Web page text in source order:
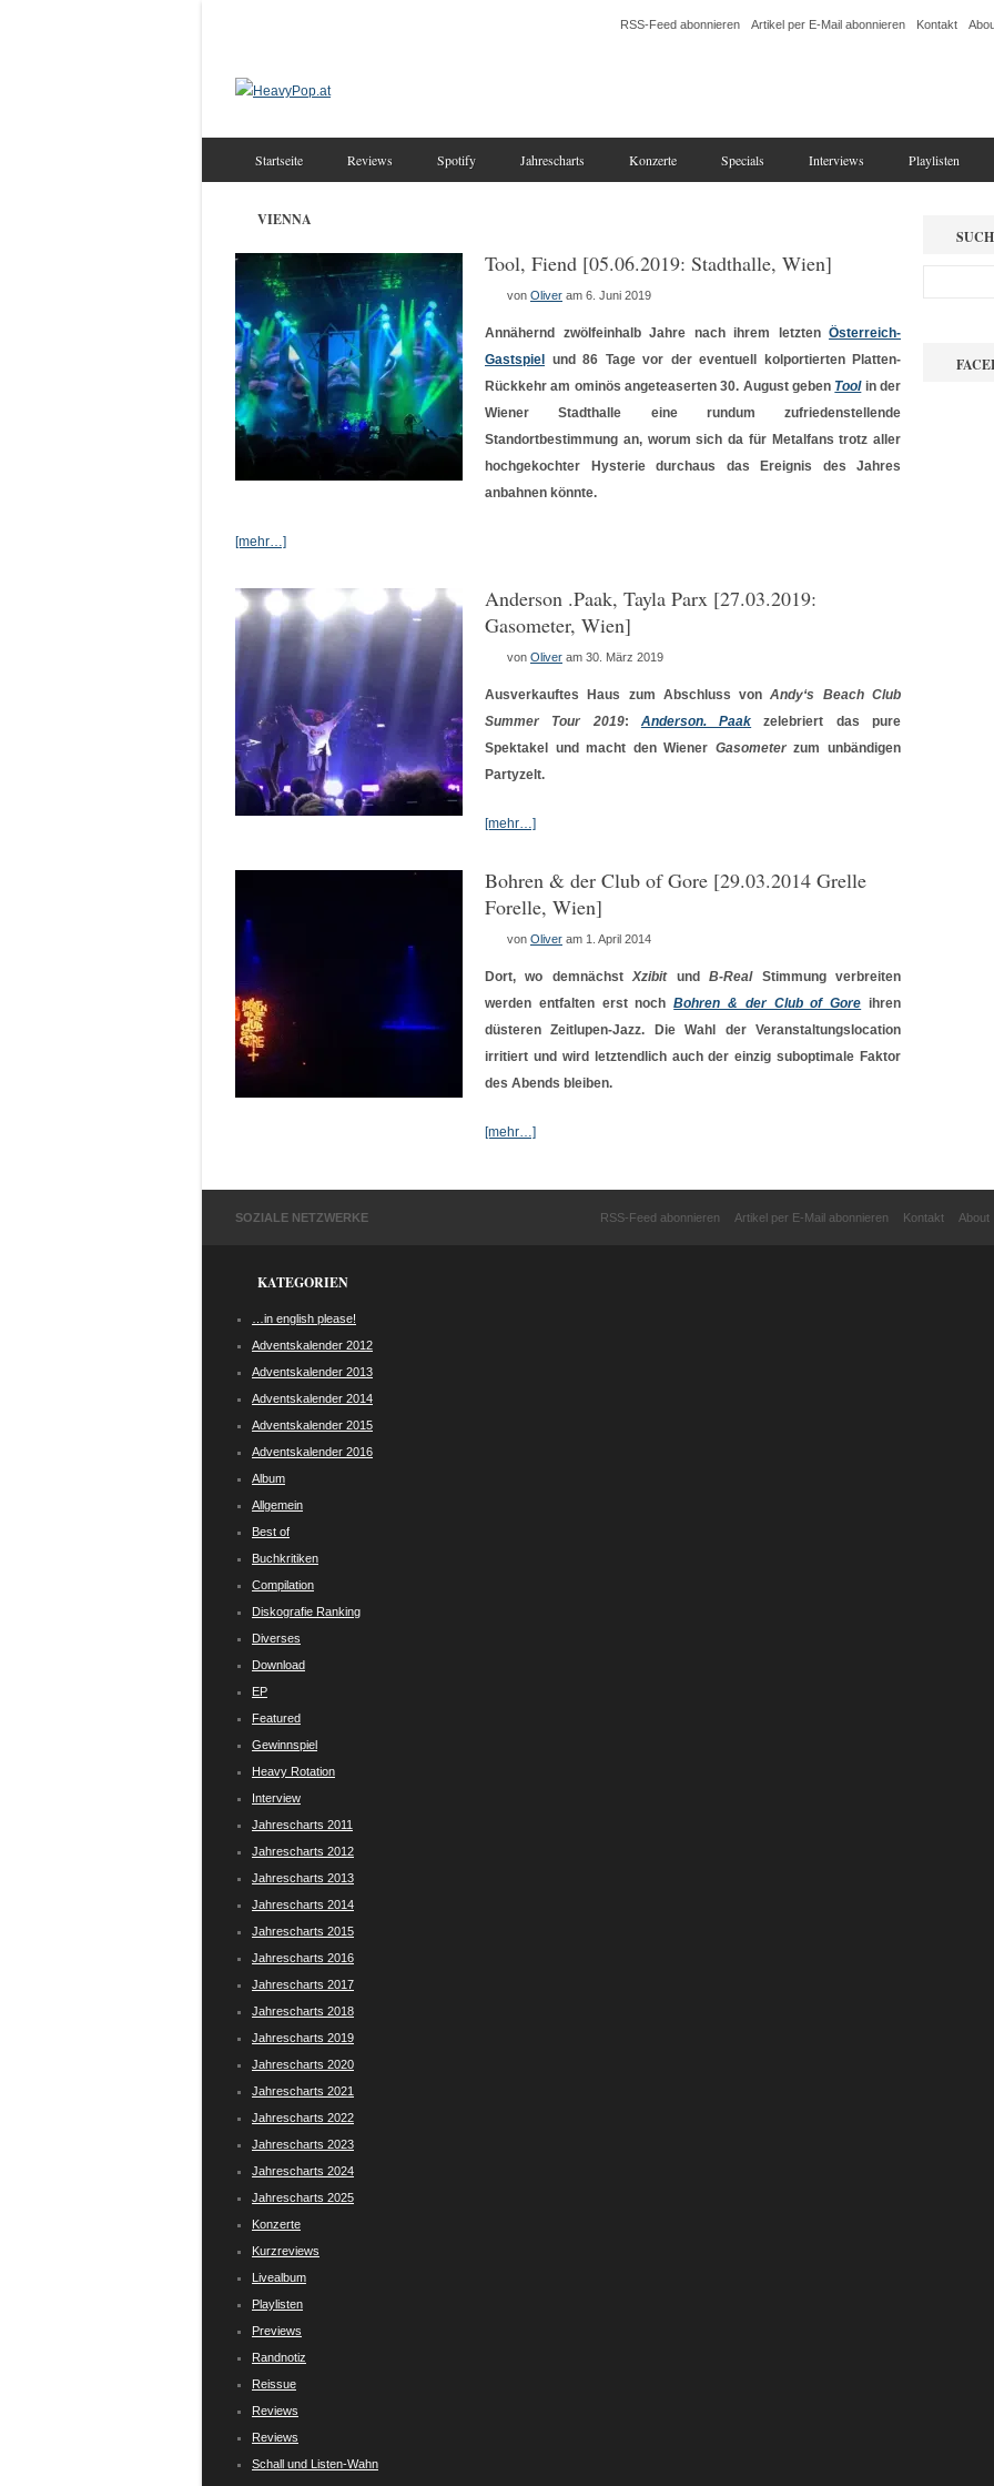
RSS-Feed abonnieren Artikel per E-Mail abonnieren Kontakt
Startseite Reviews Spotify Jahrescharts Konzerte Specials Interviews Playlisten
VIENNA
Tool, Fiend [05.06.2019: Stadthalle, Wien]
von Oliver am 6. Juni 2019
Annähernd zwölfeinhalb Jahre nach ihrem letzten Österreich-
Gastspiel
und 86 Tage vor der eventuell kolportierten Platten-
Rückkehr am ominös angeteaserten 30. August geben Toolin der
Wiener Stadthalle eine rundum zufriedenstellende
Standortbestimmung an, worum sich da für Metalfans trotz aller
hochgekochter Hysterie durchaus das Ereignis des Jahres
anbahnen könnte.
[mehr…]
Anderson .Paak, Tayla Parx [27.03.2019:
Gasometer, Wien]
von Oliver am 30. März 2019
Ausverkauftes Haus zum Abschluss vonAndy‘s Beach Club
Summer Tour 2019: Anderson. Paak zelebriert das pure
Spektakel und macht den Wiener Gasometerzum unbändigen
Partyzelt.
[mehr…]
Bohren & der Club of Gore [29.03.2014 Grelle
Forelle, Wien]
von Oliver am 1. April 2014
Dort, wo demnächstXzibitundB-RealStimmung verbreiten
werden entfalten erst nochBohren & der Club of Gore ihren
düsteren Zeitlupen-Jazz. Die Wahl der Veranstaltungslocation
irritiert und wird letztendlich auch der einzig suboptimale Faktor
des Abends bleiben.
[mehr…]
SOZIALE NETZWERKE RSS-Feed abonnieren Artikel per E-Mail abonnieren Kontakt About
KATEGORIEN
…in english please!
Adventskalender 2012
Adventskalender 2013
Adventskalender 2014
Adventskalender 2015
Adventskalender 2016
Album
Allgemein
Best of
Buchkritiken
Compilation
Diskografie Ranking
Diverses
Download
EP
Featured
Gewinnspiel
Heavy Rotation
Interview
Jahrescharts 2011
Jahrescharts 2012
Jahrescharts 2013
Jahrescharts 2014
Jahrescharts 2015
Jahrescharts 2016
Jahrescharts 2017
Jahrescharts 2018
Jahrescharts 2019
Jahrescharts 2020
Jahrescharts 2021
Jahrescharts 2022
Jahrescharts 2023
Jahrescharts 2024
Jahrescharts 2025
Konzerte
Kurzreviews
Livealbum
Playlisten
Previews
Randnotiz
Reissue
Reviews
Reviews
Schall und Listen-Wahn